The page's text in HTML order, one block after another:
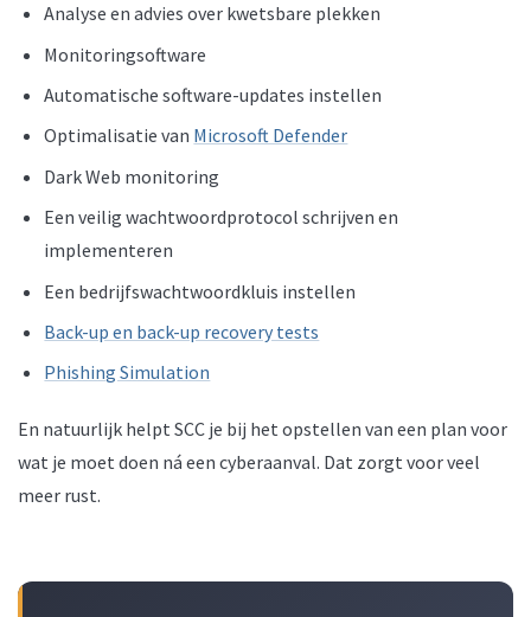
Analyse en advies over kwetsbare plekken
Monitoringsoftware
Automatische software-updates instellen
Optimalisatie van Microsoft Defender
Dark Web monitoring
Een veilig wachtwoordprotocol schrijven en
implementeren
Een bedrijfswachtwoordkluis instellen
Back-up en back-up recovery tests
Phishing Simulation
En natuurlijk helpt SCC je bij het opstellen van een plan voor
wat je moet doen ná een cyberaanval. Dat zorgt voor veel
meer rust.